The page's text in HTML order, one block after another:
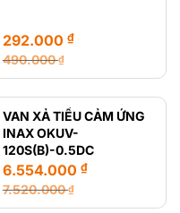
490.000₫
Giá
gốc
là:
490.000 ₫.
292.000 ₫
Giá
hiện
tại
là:
292.000 ₫.
VAN XẢ TIỂU CẢM ỨNG
INAX OKUV-
120S(B)-0.5DC
7.520.000₫
Giá
6.554.000 ₫
Giá